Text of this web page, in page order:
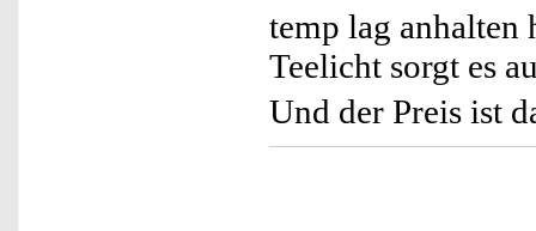
temp lag
Teelicht sorgt es
Und der Preis ist